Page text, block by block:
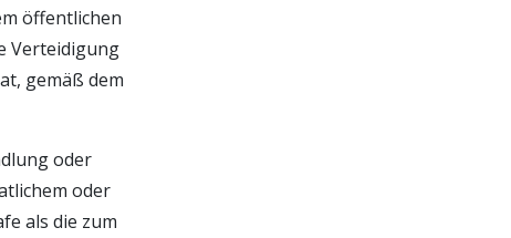
öffentlichen
Verteidigung
gemäß dem
oder
oder
als die zum